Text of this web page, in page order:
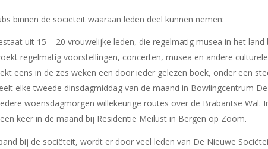
binnen de sociëteit waaraan leden deel kunnen nemen:
uit 15 – 20 vrouwelijke leden, die regelmatig musea in het land
regelmatig voorstellingen, concerten, musea en andere
eens in de zes weken een door ieder gelezen boek, onder een
elke tweede dinsdagmiddag van de maand in Bowlingcentrum
woensdagmorgen willekeurige routes over de Brabantse Wal.
keer in de maand bij Residentie Meilust in Bergen op Zoom.
bij de sociëteit, wordt er door veel leden van De Nieuwe